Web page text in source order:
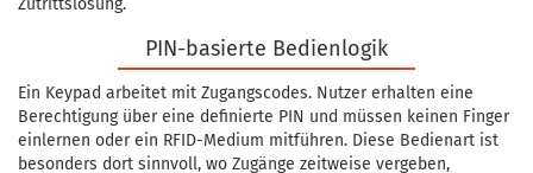
Zutrittslösung.
PIN-basierte Bedienlogik
Ein Keypad arbeitet mit Zugangscodes. Nutzer erhalten eine
Berechtigung über eine definierte PIN und müssen keinen Finger
einlernen oder ein RFID-Medium mitführen. Diese Bedienart ist
besonders dort sinnvoll, wo Zugänge zeitweise vergeben,